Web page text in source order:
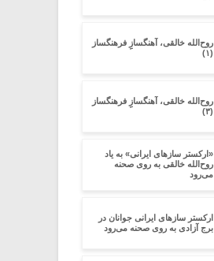
روح‌الله خالقی، آهنگسازِِ فرهنگساز
(۱)
روح‌الله خالقی، آهنگسازِِ فرهنگساز
(۳)
«ارکستر سازهای ایرانی» به یاد
روح‌الله خالقی به روی صحنه
می‌رود
ارکستر سازهای ایرانی جوانان در
برج آزادی به روی صحنه می‌رود